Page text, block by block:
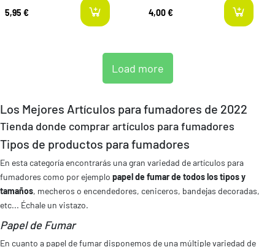
5,95 € last-items
4,00 €
Load more
Los Mejores Artículos para fumadores de 2022
Tienda donde comprar artículos para fumadores
Tipos de productos para fumadores
En esta categoría encontrarás una gran variedad de artículos para
fumadores como por ejemplo papel de fumar de todos los tipos y
tamaños, mecheros o encendedores, ceniceros, bandejas decoradas,
etc... Échale un vistazo.
Papel de Fumar
En cuanto a papel de fumar disponemos de una múltiple variedad de